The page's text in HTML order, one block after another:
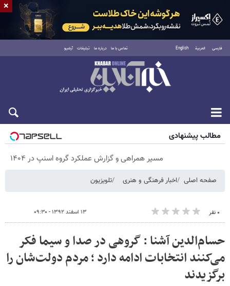
فارسی العربية English تماس با ما درباره ما تبلیغات آرشیو
پنجشنبه ۱۵ مرداد ۱۴۰۵
مطالب پیشنهادی
مسیر همراهی و گزارش عملکرد گروه اسنپ در ۱۴۰۴
صفحه اصلی اخبار فرهنگی و هنری تلویزیون
۰ نفر ۱۳ اسفند ۱۳۹۲ - ۰۹:۳۰
حسام‌الدین آشنا : گروهی در صدا و سیما فکر
می‌کنند انتخابات ادامه دارد ؛ مردم دولت‌شان را
برگزیدند
×